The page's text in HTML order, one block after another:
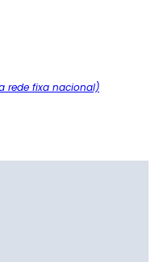
rede fixa nacional)